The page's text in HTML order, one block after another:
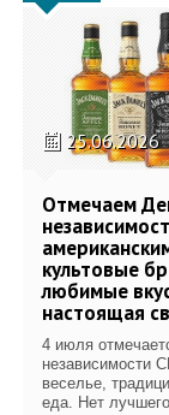
25.06.2026
Отмечаем
культовые
любимые
настоящая
4 июля
независимости
веселье,
еда. Нет лучшего